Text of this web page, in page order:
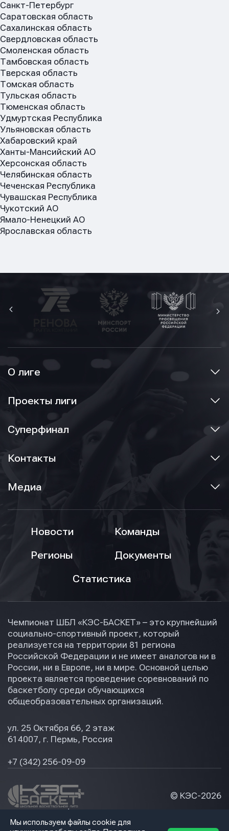
Санкт-Петербург
Саратовская область
Сахалинская область
Свердловская область
Смоленская область
Тамбовская область
Тверская область
Томская область
Тульская область
Тюменская область
Удмуртская Республика
Ульяновская область
Хабаровский край
Ханты-Мансийский АО
Херсонская область
Челябинская область
Чеченская Республика
Чувашская Республика
Чукотский АО
Ямало-Ненецкий АО
Ярославская область
О лиге
Проекты лиги
Суперфинал
Контакты
Медиа
Новости
Команды
Регионы
Документы
Статистика
Чемпионат ШБЛ «КЭС-БАСКЕТ» – это крупнейший
социально-спортивный проект, который
реализуется на территории 81 региона
Российской Федерации и не имеет аналогов ни в
России, ни в Европе, ни в мире. Основной целью
проекта является проведение соревнований по
баскетболу среди обучающихся
общеобразовательных организаций.
ул. 25 Октября 66, 2 этаж
614007, г. Пермь, Россия
+7 (342) 256-09-09
© КЭС-2026
Политика конфидециальности
Нажимая кнопку “Отправить”, вы соглашаетесь с
условиями обработки персональных данных
Нажимая кнопку “Отправить”, вы соглашаетесь с
условиями обработки персональных данных
Нажимая кнопку “Отправить”, вы соглашаетесь с
условиями обработки персональных данных
Мы используем файлы cookie для